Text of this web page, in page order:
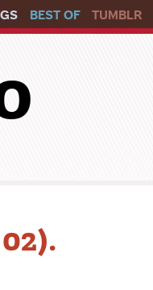
BEST OF TUMBLR